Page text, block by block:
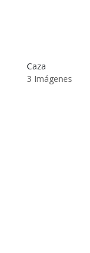
Caza
3 Imágenes